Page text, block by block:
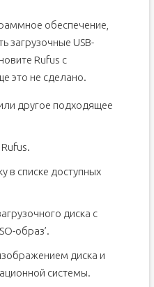
обеспечение,
загрузочные USB-
Rufus с
это не сделано.
другое подходящее
в списке доступных
диска с
образ’.
диска и
системы.